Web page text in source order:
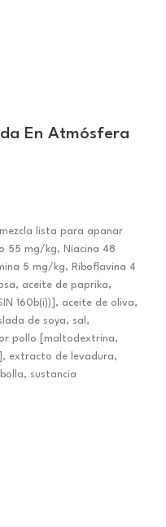
En Atmósfera
lista para apanar
55 mg/kg, Niacina 48
5 mg/kg, Riboflavina 4
aceite de paprika,
160b(i))], aceite de oliva,
de soya, sal,
pollo [maltodextrina,
extracto de levadura,
sustancia